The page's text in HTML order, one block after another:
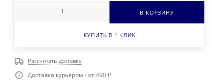
В КОРЗИНУ
КУПИТЬ В 1 КЛИК
Рассчитать доставку
Доставка курьером - от 490 ₽